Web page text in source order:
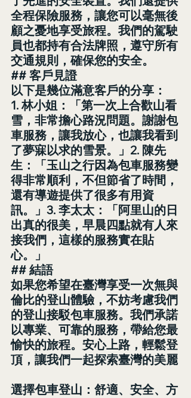
全程保險服務，讓您可以毫無後
顧之憂地享受旅程。我們的駕駛
員也都持有合法牌照，遵守所有
交通規則，確保您的安全。
## 客戶見證
以下是幾位滿意客戶的分享：
1. 林小姐：「第一次上合歡山看
雪，非常擔心路況問題。謝謝包
車服務，讓我放心，也讓我看到
了夢寐以求的雪景。」2. 陳先
生：「玉山之行因為包車服務變
得非常順利，不但節省了時間，
還有導遊提供了很多有用資
訊。」3. 李太太：「阿里山的日
出真的很美，早晨四點就有人來
接我們，這樣的服務實在貼
心。」
## 結語
如果您希望在臺灣享受一次無與
倫比的登山體驗，不妨考慮我們
的登山接駁包車服務。我們承諾
以專業、可靠的服務，帶給您最
愉快的旅程。安心上路，輕鬆登
頂，讓我們一起探索臺灣的美麗
選擇包車登山：舒適、安全、方